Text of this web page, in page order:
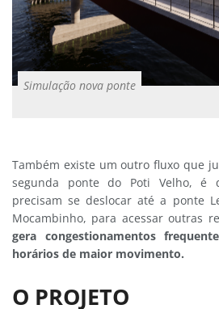
Simulação nova ponte
Também existe um outro fluxo que
segunda ponte do Poti Velho, é
precisam se deslocar até a ponte
Mocambinho, para acessar outras
gera congestionamentos
horários de maior movimento.
O PROJETO